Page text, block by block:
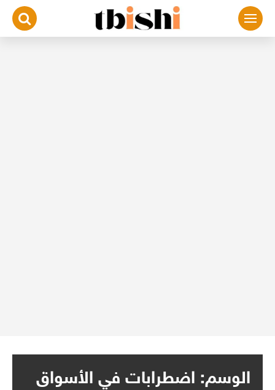
التجاوز
المحتوى
الوسم: اضطرابات في الأسواق